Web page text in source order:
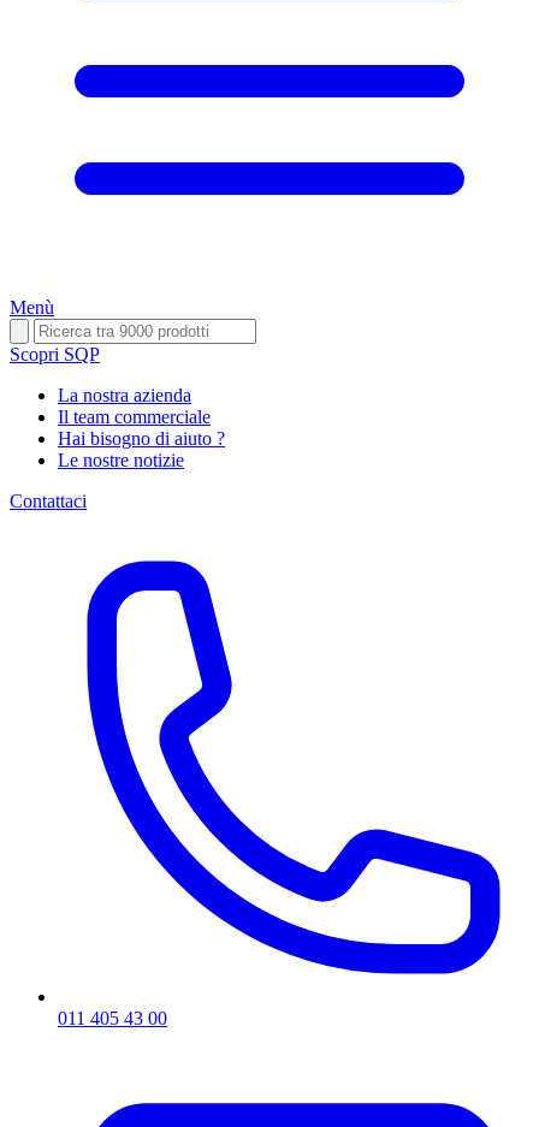
Menù
Scopri SQP
La nostra azienda
Il team commerciale
Hai bisogno di aiuto ?
Le nostre notizie
Contattaci
011 405 43 00